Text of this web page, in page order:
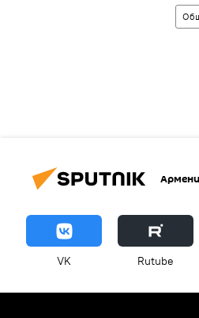
VK Rutube